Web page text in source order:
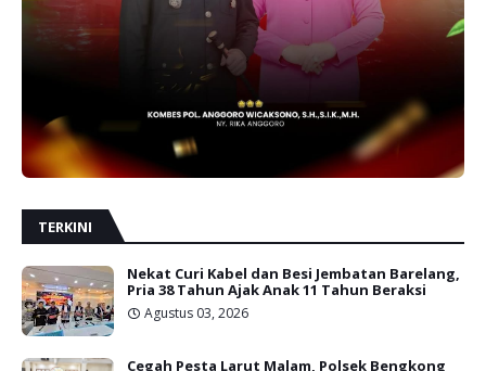
TERKINI
Nekat Curi Kabel dan Besi Jembatan Barelang,
Pria 38 Tahun Ajak Anak 11 Tahun Beraksi
Agustus 03, 2026
Cegah Pesta Larut Malam, Polsek Bengkong